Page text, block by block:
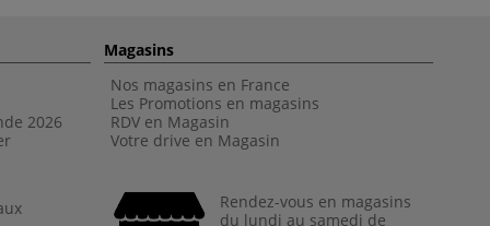
2026
Magasins
Nos magasins en France
Les Promotions en magasins
RDV en Magasin
Votre drive en Magasin
Rendez-vous en magasins
du lundi au samedi de